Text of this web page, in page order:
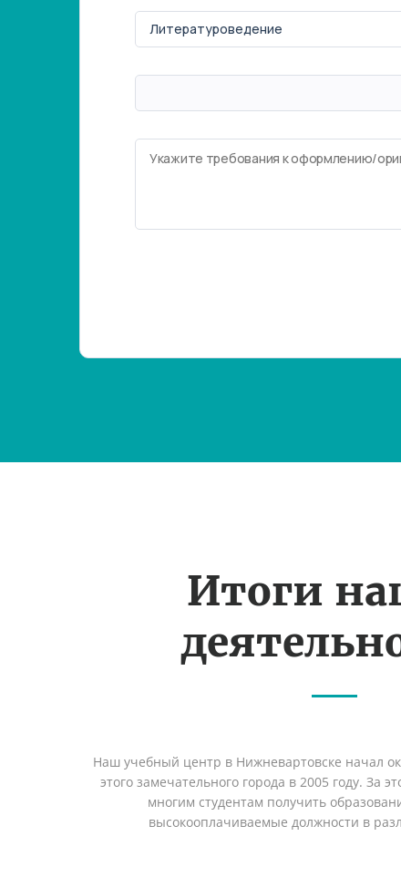
Итоги
Наш учебный центр в Нижневартовске начал
этого замечательного города в 2005 году. За
многим студентам получить
высокооплачиваемые должности в